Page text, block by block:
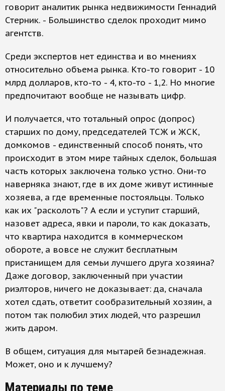
говорит аналитик рынка недвижимости Геннадий
Стерник. - Большинство сделок проходит мимо
агентств.
Среди экспертов нет единства и во мнениях
относительно объема рынка. Кто-то говорит - 10
млрд долларов, кто-то - 4, кто-то - 1,2. Но многие
предпочитают вообще не называть цифр.
И получается, что тотальный опрос (допрос)
старших по дому, председателей ТСЖ и ЖСК,
домкомов - единственный способ понять, что
происходит в этом мире тайных сделок, большая
часть которых заключена только устно. Они-то
наверняка знают, где в их доме живут истинные
хозяева, а где временные постояльцы. Только
как их "расколоть"? А если и уступит старший,
назовет адреса, явки и пароли, то как доказать,
что квартира находится в коммерческом
обороте, а вовсе не служит бесплатным
пристанищем для семьи лучшего друга хозяина?
Даже договор, заключенный при участии
риэлторов, ничего не доказывает: да, сначала
хотел сдать, ответит сообразительный хозяин, а
потом так полюбил этих людей, что разрешил
жить даром.
В общем, ситуация для мытарей безнадежная.
Может, оно и к лучшему?
Материалы по теме